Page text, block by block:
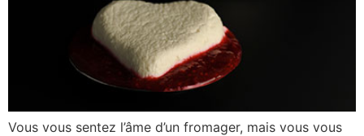
Vous vous sentez l’âme d’un fromager, mais vous vous